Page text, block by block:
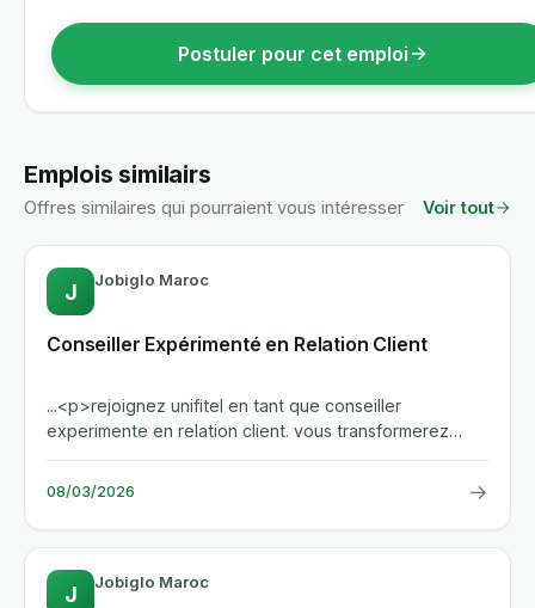
Postuler pour cet emploi
Emplois similairs
Offres similaires qui pourraient vous intéresser Voir tout
J Jobiglo Maroc
Conseiller Expérimenté en Relation Client
...<p>rejoignez unifitel en tant que conseiller
experimente en relation client. vous transformerez
chaque contact client...
08/03/2026 →
J Jobiglo Maroc